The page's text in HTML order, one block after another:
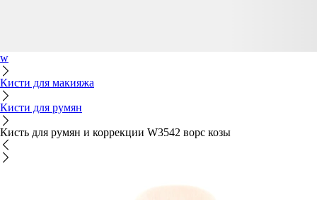
w
Кисти для макияжа
Кисти для румян
Кисть для румян и коррекции W3542 ворс козы